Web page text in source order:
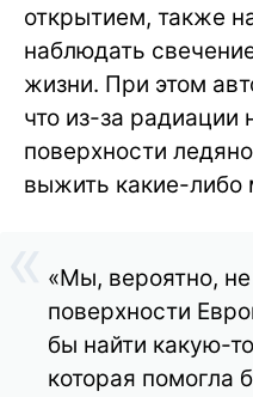
открытием, также
наблюдать
жизни. При этом
что из-за радиации
поверхности
выжить какие-либо
«Мы, вероятно,
поверхности
бы найти какую-
которая помогла